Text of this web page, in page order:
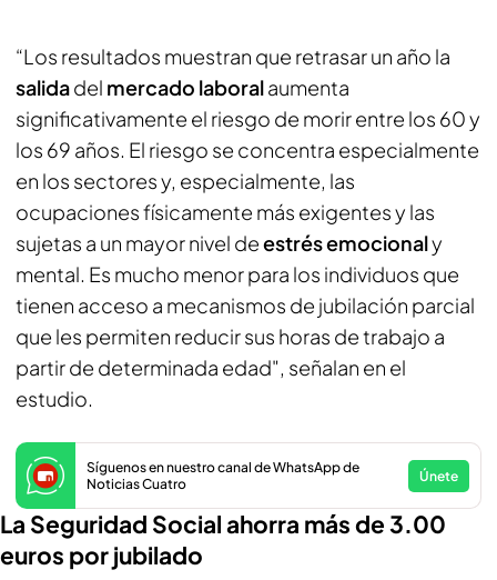
“Los resultados muestran que retrasar un año la
salidadel mercado laboralaumenta
significativamente el riesgo de morir entre los 60 y
los 69 años. El riesgo se concentra especialmente
en los sectores y, especialmente, las
ocupaciones físicamente más exigentes y las
sujetas a un mayor nivel deestrés emocionaly
mental. Es mucho menor para los individuos que
tienen acceso a mecanismos de jubilación parcial
que les permiten reducir sus horas de trabajo a
partir de determinada edad", señalan en el
estudio.
Síguenos en nuestro canal de WhatsApp de
Noticias Cuatro
Únete
La Seguridad Social ahorra más de 3.00
euros por jubilado